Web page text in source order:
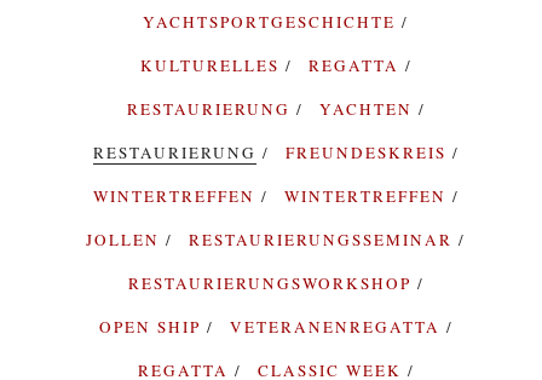
YACHTSPORTGESCHICHTE
KULTURELLES
REGATTA
RESTAURIERUNG
YACHTEN
RESTAURIERUNG
FREUNDESKREIS
WINTERTREFFEN
WINTERTREFFEN
JOLLEN
RESTAURIERUNGSSEMINAR
RESTAURIERUNGSWORKSHOP
OPEN SHIP
VETERANENREGATTA
REGATTA
CLASSIC WEEK